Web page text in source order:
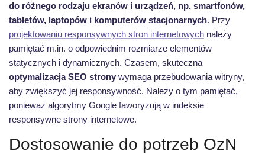
do różnego rodzaju ekranów i urządzeń, np. smartfonów,
tabletów, laptopów i komputerów stacjonarnych. Przy
projektowaniu responsywnych stron internetowych należy
pamiętać m.in. o odpowiednim rozmiarze elementów
statycznych i dynamicznych. Czasem, skuteczna
optymalizacja SEO strony wymaga przebudowania witryny,
aby zwiększyć jej responsywność. Należy o tym pamiętać,
ponieważ algorytmy Google faworyzują w indeksie
responsywne strony internetowe.
Dostosowanie do potrzeb OzN